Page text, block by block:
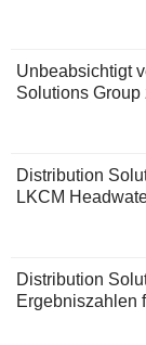
Unbeabsichtigt
Solutions
Distribution
LKCM
Distribution
Ergebniszahlen